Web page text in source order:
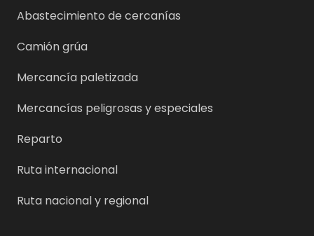
Abastecimiento de cercanías
Camión grúa
Mercancía paletizada
Mercancías peligrosas y especiales
Reparto
Ruta internacional
Ruta nacional y regional